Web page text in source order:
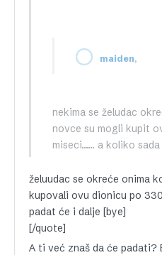
maiden,
nekima se želudac
novce su mogli kupit
miseci…… a koliko
želuudac se okreće onima
kupovali ovu dionicu po
padat će i dalje [bye]
[/quote]
A ti već znaš da će